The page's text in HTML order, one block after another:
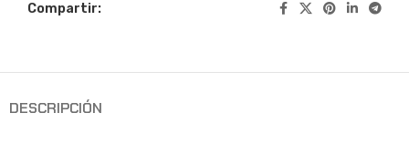
Compartir:
DESCRIPCIÓN